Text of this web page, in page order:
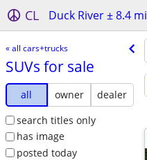
CL Duck River ± 8.4 mi
« all cars+trucks
SUVs for sale
all owner
dealer
search titles only
has image
posted today